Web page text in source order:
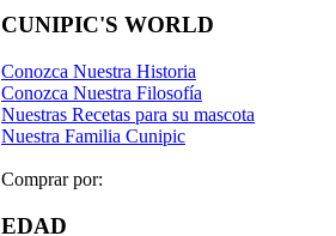
CUNIPIC'S WORLD
Conozca Nuestra Historia
Conozca Nuestra Filosofía
Nuestras Recetas para su mascota
Nuestra Familia Cunipic
Comprar por:
EDAD